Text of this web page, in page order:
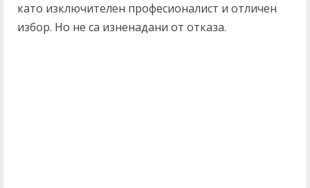
като изключителен професионалист и отличен
избор. Но не са изненадани от отказа.